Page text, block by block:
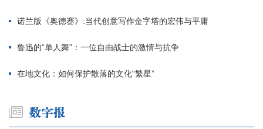
诺兰版《奥德赛》:当代创意写作金字塔的宏伟与平庸
鲁迅的“单人舞”：一位自由战士的激情与抗争
在地文化：如何保护散落的文化“繁星”